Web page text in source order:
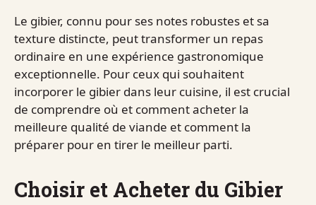
Le gibier, connu pour ses notes robustes et sa
texture distincte, peut transformer un repas
ordinaire en une expérience gastronomique
exceptionnelle. Pour ceux qui souhaitent
incorporer le gibier dans leur cuisine, il est crucial
de comprendre où et comment acheter la
meilleure qualité de viande et comment la
préparer pour en tirer le meilleur parti.
Choisir et Acheter du Gibier